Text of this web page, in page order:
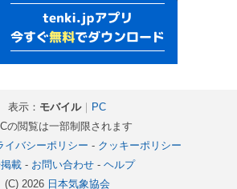
表示： モバイル｜ PC
の閲覧は一部制限されます
イバシーポリシー - クッキーポリシー
載- お問い合わせ- ヘルプ
(C) 2026 日本気象協会